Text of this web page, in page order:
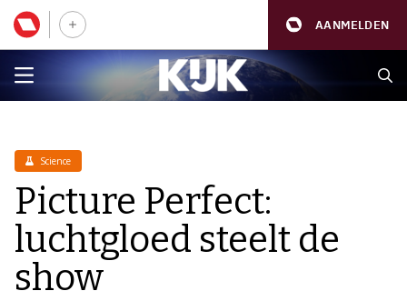
AANMELDEN
Science
Picture Perfect:
luchtgloed steelt de
show